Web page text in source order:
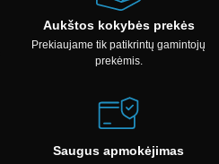
Aukštos kokybės prekės
Prekiaujame tik patikrintų gamintojų
prekėmis.
Saugus apmokėjimas